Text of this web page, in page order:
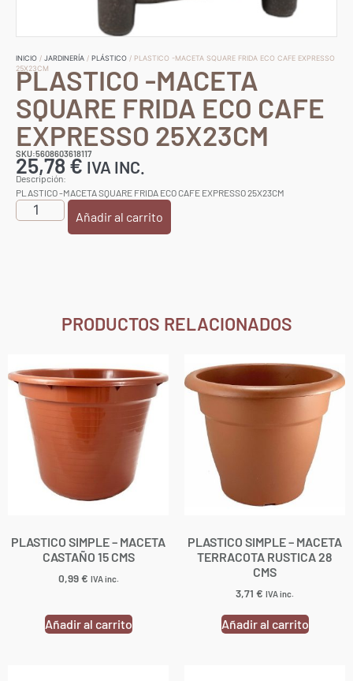
INICIO / JARDINERÍA / PLÁSTICO / PLASTICO -MACETA SQUARE FRIDA ECO CAFE EXPRESSO
25X23CM
PLASTICO -MACETA
SQUARE FRIDA ECO CAFE
EXPRESSO 25X23CM
SKU:5608603618117
25,78€ IVA INC.
Descripción:
PLASTICO -MACETA SQUARE FRIDA ECO CAFE EXPRESSO 25X23CM
Añadir al carrito
PRODUCTOS RELACIONADOS
PLASTICO SIMPLE – MACETA
CASTAÑO 15 CMS
0,99€ IVA inc.
Añadir al carrito
PLASTICO SIMPLE – MACETA
TERRACOTA RUSTICA 28
CMS
3,71 € IVA inc.
Añadir al carrito